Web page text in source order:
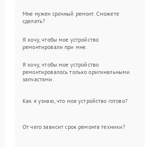
Мне нужен срочный ремонт. Сможете
сделать?
Я хочу, чтобы мое устройство
ремонтировали при мне.
Я хочу, чтобы мое устройство
ремонтировалось только оригинальными
запчастями.
Как я узнаю, что мое устройство готово?
От чего зависит срок ремонта техники?